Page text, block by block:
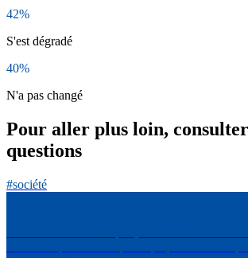
42%
S'est dégradé
40%
N'a pas changé
Pour aller plus loin,
questions
#société